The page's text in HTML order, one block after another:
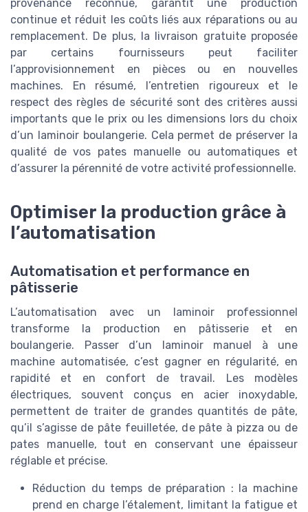
provenance reconnue, garantit une production
continue et réduit les coûts liés aux réparations ou au
remplacement. De plus, la livraison gratuite proposée
par certains fournisseurs peut faciliter
l’approvisionnement en pièces ou en nouvelles
machines. En résumé, l’entretien rigoureux et le
respect des règles de sécurité sont des critères aussi
importants que le prix ou les dimensions lors du choix
d’un laminoir boulangerie. Cela permet de préserver la
qualité de vos pates manuelle ou automatiques et
d’assurer la pérennité de votre activité professionnelle.
Optimiser la production grâce à
l’automatisation
Automatisation et performance en
pâtisserie
L’automatisation avec un laminoir professionnel
transforme la production en pâtisserie et en
boulangerie. Passer d’un laminoir manuel à une
machine automatisée, c’est gagner en régularité, en
rapidité et en confort de travail. Les modèles
électriques, souvent conçus en acier inoxydable,
permettent de traiter de grandes quantités de pâte,
qu’il s’agisse de pâte feuilletée, de pâte à pizza ou de
pates manuelle, tout en conservant une épaisseur
réglable et précise.
Réduction du temps de préparation : la machine
prend en charge l’étalement, limitant la fatigue et